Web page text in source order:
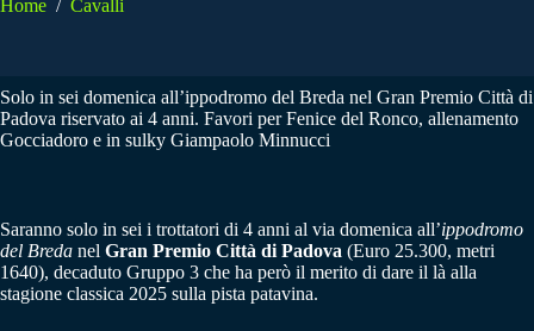
Home / Cavalli
Solo in sei domenica all’ippodromo del Breda nel Gran Premio Città di
Padova riservato ai 4 anni. Favori per Fenice del Ronco, allenamento
Gocciadoro e in sulky Giampaolo Minnucci
Saranno solo in sei i trottatori di 4 anni al via domenica all’ippodromo
del Breda nel Gran Premio Città di Padova (Euro 25.300, metri
1640), decaduto Gruppo 3 che ha però il merito di dare il là alla
stagione classica 2025 sulla pista patavina.